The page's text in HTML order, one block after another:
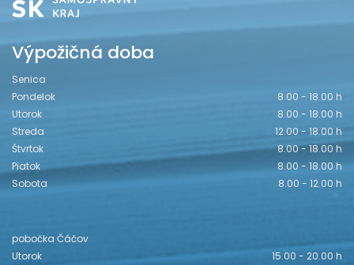
Výpožičná doba
Senica
Pondelok
8.00 - 18.00 h
Utorok
8.00 - 18.00 h
Streda
12.00 - 18.00 h
Štvrtok
8.00 - 18.00 h
Piatok
8.00 - 18.00 h
Sobota
8.00 - 12.00 h
pobočka Čáčov
Utorok
15.00 - 20.00 h